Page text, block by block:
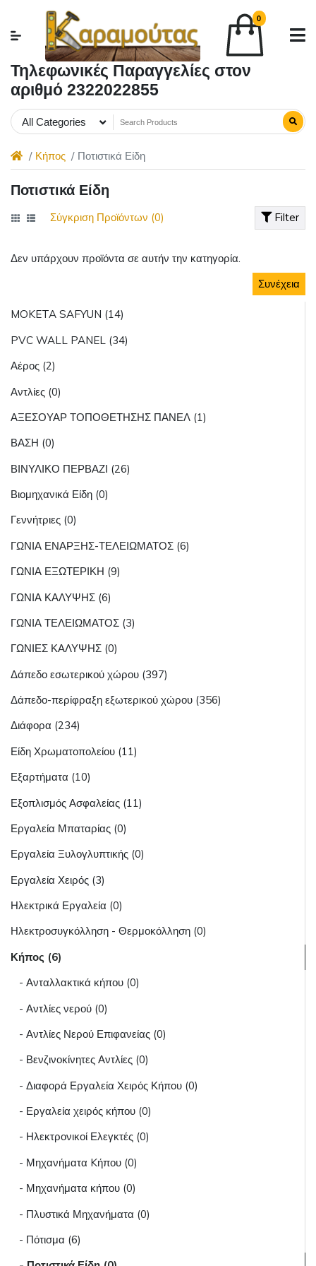
0
Τηλεφωνικές Παραγγελίες στον
αριθμό 2322022855
All Categories
Κήπος Ποτιστικά Είδη
MOKETA SAFYUN (14)
PVC WALL PANEL (34)
Αέρος (2)
Αντλίες (0)
ΑΞΕΣΟΥΑΡ ΤΟΠΟΘΕΤΗΣΗΣ ΠΑΝΕΛ (1)
ΒΑΣΗ (0)
ΒΙΝΥΛΙΚΟ ΠΕΡΒΑΖΙ (26)
Βιομηχανικά Είδη (0)
Γεννήτριες (0)
ΓΩΝΙΑ ΕΝΑΡΞΗΣ-ΤΕΛΕΙΩΜΑΤΟΣ (6)
ΓΩΝΙΑ ΕΞΩΤΕΡΙΚΗ (9)
ΓΩΝΙΑ ΚΑΛΥΨΗΣ (6)
ΓΩΝΙΑ ΤΕΛΕΙΩΜΑΤΟΣ (3)
ΓΩΝΙΕΣ ΚΑΛΥΨΗΣ (0)
Δάπεδο εσωτερικού χώρου (397)
Δάπεδο-περίφραξη εξωτερικού χώρου (356)
Διάφορα (234)
Είδη Χρωματοπολείου (11)
Εξαρτήματα (10)
Εξοπλισμός Ασφαλείας (11)
Εργαλεία Μπαταρίας (0)
Εργαλεία Ξυλογλυπτικής (0)
Εργαλεία Χειρός (3)
Ηλεκτρικά Εργαλεία (0)
Ηλεκτροσυγκόλληση - Θερμοκόλληση (0)
Κήπος (6)
- Ανταλλακτικά κήπου (0)
- Αντλίες νερού (0)
- Αντλίες Νερού Επιφανείας (0)
- Βενζινοκίνητες Αντλίες (0)
- Διαφορά Εργαλεία Χειρός Κήπου (0)
- Εργαλεία χειρός κήπου (0)
- Ηλεκτρονικοί Ελεγκτές (0)
- Μηχανήματα Kήπου (0)
- Μηχανήματα κήπου (0)
- Πλυστικά Μηχανήματα (0)
- Πότισμα (6)
Ποτιστικά Είδη
Filter
Σύγκριση Προϊόντων (0)
Δεν υπάρχουν προϊόντα σε αυτήν την κατηγορία.
Συνέχεια